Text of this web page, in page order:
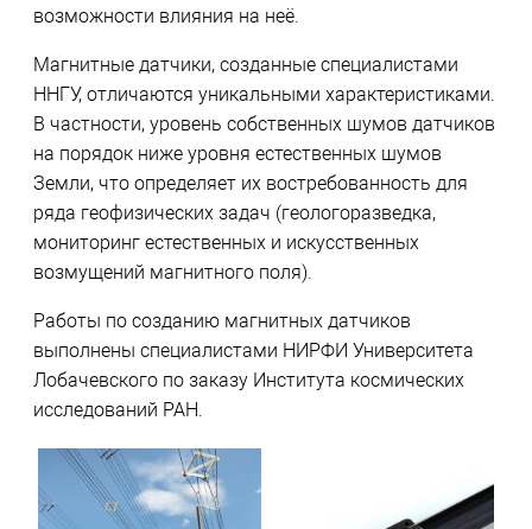
возможности влияния на неё.
Магнитные датчики, созданные специалистами
ННГУ, отличаются уникальными характеристиками.
В частности, уровень собственных шумов датчиков
на порядок ниже уровня естественных шумов
Земли, что определяет их востребованность для
ряда геофизических задач (геологоразведка,
мониторинг естественных и искусственных
возмущений магнитного поля).
Работы по созданию магнитных датчиков
выполнены специалистами НИРФИ Университета
Лобачевского по заказу Института космических
исследований РАН.